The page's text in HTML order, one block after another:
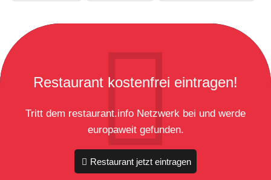
Restaurant kostenfrei eintragen!
Tritt dem restaurant.info Netzwerk bei und werde
europaweit gefunden.
Restaurant jetzt eintragen